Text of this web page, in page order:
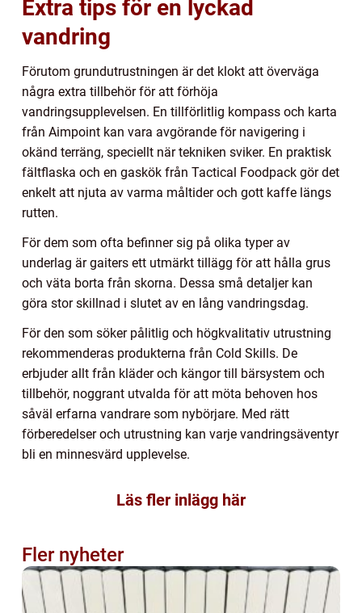
Extra tips för en lyckad
vandring
Förutom grundutrustningen är det klokt att överväga
några extra tillbehör för att förhöja
vandringsupplevelsen. En tillförlitlig kompass och karta
från Aimpoint kan vara avgörande för navigering i
okänd terräng, speciellt när tekniken sviker. En praktisk
fältflaska och en gaskök från Tactical Foodpack gör det
enkelt att njuta av varma måltider och gott kaffe längs
rutten.
För dem som ofta befinner sig på olika typer av
underlag är gaiters ett utmärkt tillägg för att hålla grus
och väta borta från skorna. Dessa små detaljer kan
göra stor skillnad i slutet av en lång vandringsdag.
För den som söker pålitlig och högkvalitativ utrustning
rekommenderas produkterna från Cold Skills. De
erbjuder allt från kläder och kängor till bärsystem och
tillbehör, noggrant utvalda för att möta behoven hos
såväl erfarna vandrare som nybörjare. Med rätt
förberedelser och utrustning kan varje vandringsäventyr
bli en minnesvärd upplevelse.
Läs fler inlägg här
Fler nyheter